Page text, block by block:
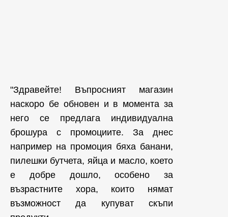
"Здравейте! Въпросният магазин
наскоро бе обновен и в момента за
него се предлага индивидуална
брошура с промоциите. За днес
например на промоция бяха банани,
пилешки бутчета, яйца и масло, което
е добре дошло, особено за
възрастните хора, които нямат
възможност да купуват скъпи